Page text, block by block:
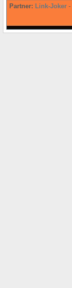
Partner: Link-Joker -